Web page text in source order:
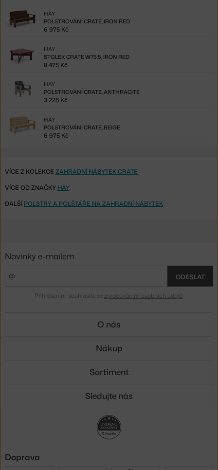
POLSTROVÁNÍ CRATE, IRON RED
HAY
6 975 Kč
STOLEK CRATE W75.5, IRON RED
HAY
8 475 Kč
POLSTROVÁNÍ CRATE, ANTHRACITE
HAY
3 225 Kč
POLSTROVÁNÍ CRATE, BEIGE
HAY
6 975 Kč
VÍCE Z KOLEKCE ZAHRADNÍ NÁBYTEK CRATE
VÍCE OD ZNAČKY HAY
DALŠÍ POLSTRY A POLŠTÁŘE NA ZAHRADNÍ NÁBYTEK
Novinky e-mailem
ODESLAT
Přihlášením souhlasíte se zpracováním osobních údajů
O nás
Nákup
Sortiment
Sledujte nás
Doprava